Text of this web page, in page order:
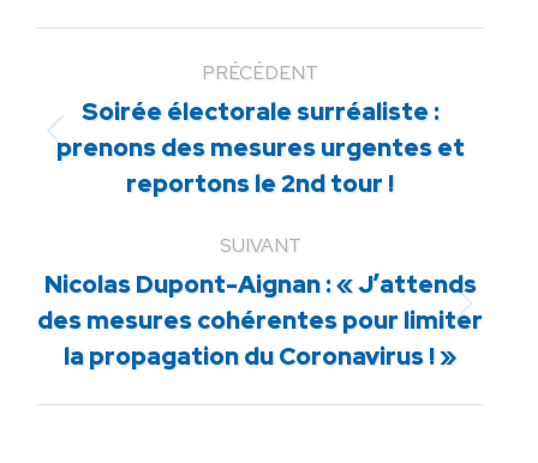
PRÉCÉDENT
Article
précédent
:
Soirée électorale surréaliste :
prenons des mesures urgentes et
reportons le 2nd tour !
SUIVANT
Article
suivant
:
Nicolas Dupont-Aignan : « J’attends
des mesures cohérentes pour limiter
la propagation du Coronavirus ! »